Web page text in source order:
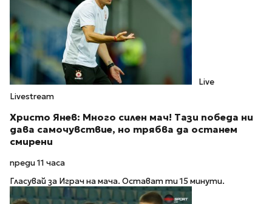
Live
Livestream
Христо Янев: Много силен мач! Тази победа ни
дава самочувствие, но трябва да останем
смирени
преди 11 часа
Гласувай за Играч на мача. Остават ти 15 минути.